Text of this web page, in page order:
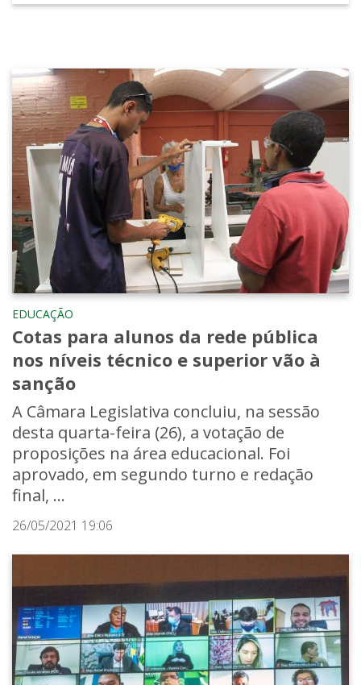
EDUCAÇÃO
Cotas para alunos da rede pública
nos níveis técnico e superior vão à
sanção
A Câmara Legislativa concluiu, na sessão
desta quarta-feira (26), a votação de
proposições na área educacional. Foi
aprovado, em segundo turno e redação
final, ...
26/05/2021 19:06